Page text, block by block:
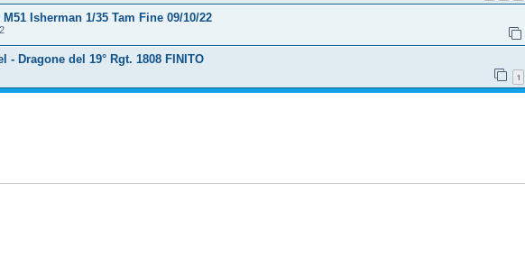
Isherman 1/35 Tam Fine 09/10/22
- Dragone del 19° Rgt. 1808 FINITO
1